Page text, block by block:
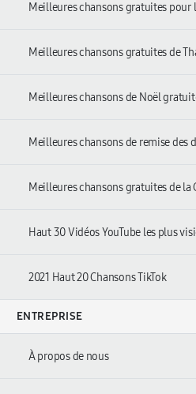
Meilleures chansons gratuites pour
Meilleures chansons gratuites de
Meilleures chansons de Noël
Meilleures chansons de remise des
Meilleures chansons gratuites de la
Haut 30 Vidéos YouTube les plus
2021 Haut 20 Chansons TikTok
ENTREPRISE
À propos de nous